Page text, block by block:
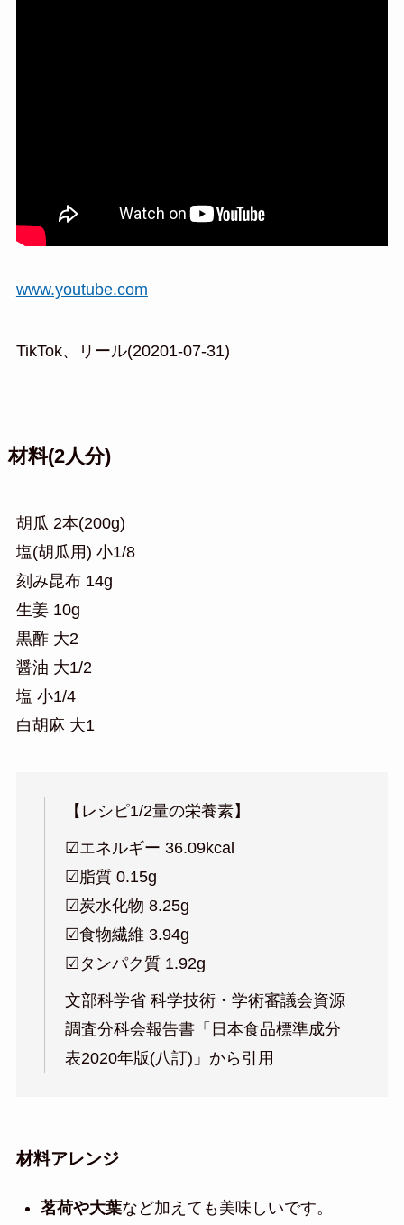
www.youtube.com
TikTok、リール(20201-07-31)
材料(2人分)
胡瓜 2本(200g)
塩(胡瓜用) 小1/8
刻み昆布 14g
生姜 10g
黒酢 大2
醤油 大1/2
塩 小1/4
白胡麻 大1
【レシピ1/2量の栄養素】
☑︎エネルギー 36.09kcal
☑︎脂質 0.15g
☑︎炭水化物 8.25g
☑︎食物繊維 3.94g
☑︎タンパク質 1.92g
文部科学省 科学技術・学術審議会資源
調査分科会報告書「日本食品標準成分
表2020年版(八訂)」から引用
材料アレンジ
茗荷や大葉など加えても美味しいです。